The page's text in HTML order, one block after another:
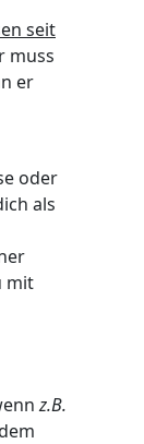
seit
muss
er
oder
als
mit
z.B.